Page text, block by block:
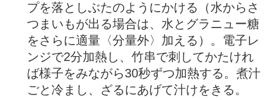
プを落としぶたのようにかける（水からさ
つまいもが出る場合は、水とグラニュー糖
をさらに適量〈分量外〉加える）。電子レ
ンジで2分加熱し、竹串で刺してかたけれ
ば様子をみながら30秒ずつ加熱する。煮汁
ごと冷まし、ざるにあげて汁けをきる。